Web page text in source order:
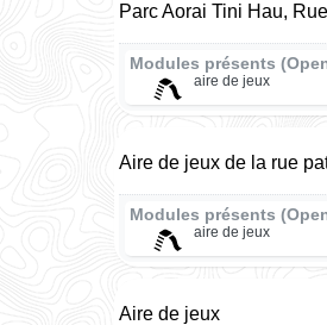
Parc Aorai Tini Hau,
Modules présents
aire de jeux
Aire de jeux de la rue
Modules présents
aire de jeux
Aire de jeux